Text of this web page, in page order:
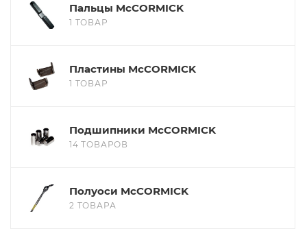
Пальцы McCORMICK
1 ТОВАР
Пластины McCORMICK
1 ТОВАР
Подшипники McCORMICK
14 ТОВАРОВ
Полуоси McCORMICK
2 ТОВАРА